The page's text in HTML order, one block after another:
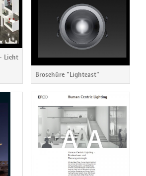
Licht
Broschüre "Lightcast"